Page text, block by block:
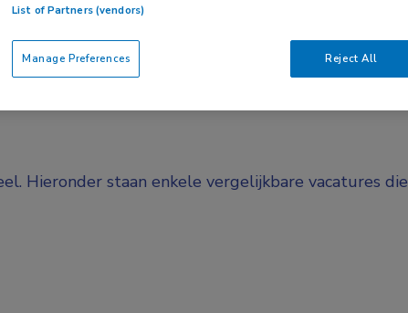
Hieronder staan enkele vergelijkbare vacatures die
List of Partners (vendors)
Reject All
Manage Preferences